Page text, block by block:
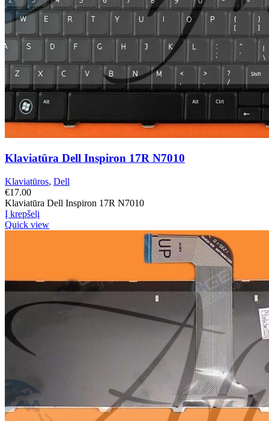
Klaviatūra Dell Inspiron 17R N7010
Klaviatūros, Dell
€17.00
Klaviatūra Dell Inspiron 17R N7010
Į krepšelį
Quick view